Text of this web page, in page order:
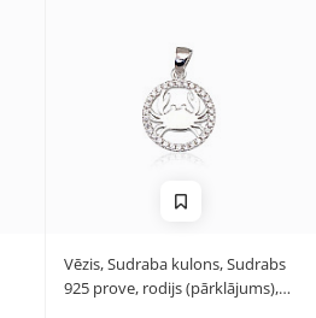
Vēzis, Sudraba kulons, Sudrabs
925 prove, rodijs (pārklājums),